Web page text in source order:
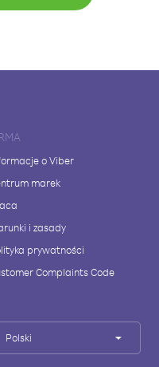
o Viber
marek
i zasady
prywatności
Complaints Code
Polski